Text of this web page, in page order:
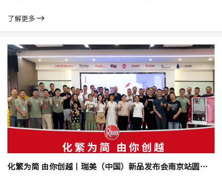
了解更多
化繁为简 由你创越丨瑞美（中国）新品发布会南京站圆满召开